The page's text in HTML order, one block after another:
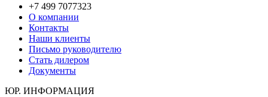
+7 499 7077323
О компании
Контакты
Наши клиенты
Письмо руководителю
Стать дилером
Документы
ЮР. ИНФОРМАЦИЯ